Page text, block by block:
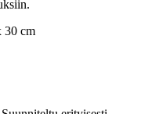
30 cm